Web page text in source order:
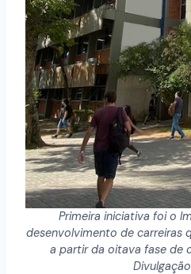
Primeira iniciativa foi o
desenvolvimento de carreiras
a partir da oitava fase de